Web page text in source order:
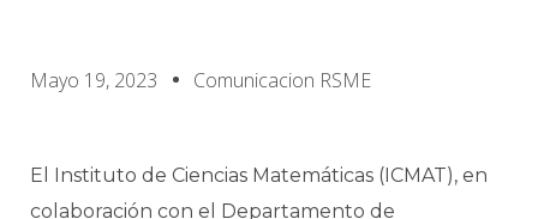
Mayo 19, 2023 Comunicacion RSME
El Instituto de Ciencias Matemáticas (ICMAT), en
colaboración con el Departamento de